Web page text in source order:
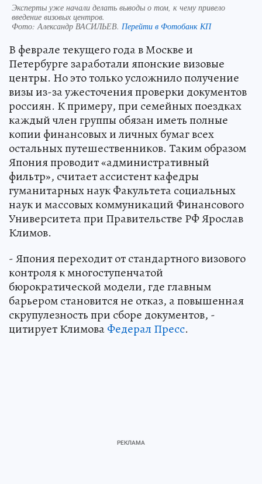
Эксперты уже начали делать выводы о том, к чему привело
введение визовых центров.
Фото: Александр ВАСИЛЬЕВ. Перейти в Фотобанк КП
В феврале текущего года в Москве и
Петербурге заработали японские визовые
центры. Но это только усложнило получение
визы из-за ужесточения проверки документов
россиян. К примеру, при семейных поездках
каждый член группы обязан иметь полные
копии финансовых и личных бумаг всех
остальных путешественников. Таким образом
Япония проводит «административный
фильтр», считает ассистент кафедры
гуманитарных наук Факультета социальных
наук и массовых коммуникаций Финансового
Университета при Правительстве РФ Ярослав
Климов.
- Япония переходит от стандартного визового
контроля к многоступенчатой
бюрократической модели, где главным
барьером становится не отказ, а повышенная
скрупулезность при сборе документов, -
цитирует КлимоваФедерал Пресс.